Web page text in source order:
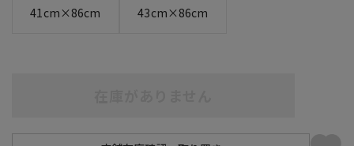
41cm×86cm 43cm×86cm